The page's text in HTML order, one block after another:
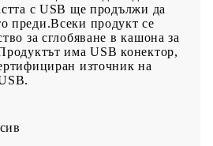
с USB ще продължи да
преди.Всеки продукт се
за сглобяване в кашона за
има USB конектор,
източник на